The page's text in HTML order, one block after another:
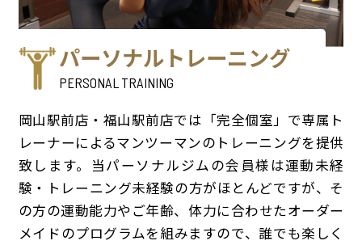
パーソナルトレーニング
PERSONAL TRAINING
岡山駅前店・福山駅前店では「完全個室」で専属ト
レーナーによるマンツーマンのトレーニングを提供
致します。当パーソナルジムの会員様は運動未経
験・トレーニング未経験の方がほとんどですが、そ
の方の運動能力やご年齢、体力に合わせたオーダー
メイドのプログラムを組みますので、誰でも楽しく